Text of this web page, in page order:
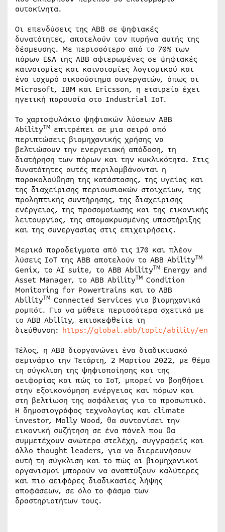
αυτοκίνητα.
Οι επενδύσεις της ABB σε ψηφιακές
δυνατότητες, αποτελούν τον πυρήνα αυτής της
δέσμευσης. Με περισσότερο από το 70% των
πόρων Ε&Α της ABB αφιερωμένες σε ψηφιακές
καινοτομίες και καινοτομίες λογισμικού και
ένα ισχυρό οικοσύστημα συνεργατών, όπως οι
Microsoft, IBM και Ericsson, η εταιρεία έχει
ηγετική παρουσία στο Industrial IoT.
Το χαρτοφυλάκιο ψηφιακών λύσεων ABB
AbilityTM επιτρέπει σε μια σειρά από
περιπτώσεις βιομηχανικής χρήσης να
βελτιώσουν την ενεργειακή απόδοση, τη
διατήρηση των πόρων και την κυκλικότητα. Στις
δυνατότητες αυτές περιλαμβάνονται η
παρακολούθηση της κατάστασης, της υγείας και
της διαχείρισης περιουσιακών στοιχείων, της
προληπτικής συντήρησης, της διαχείρισης
ενέργειας, της προσομοίωσης και της εικονικής
λειτουργίας, της απομακρυσμένης υποστήριξης
και της συνεργασίας στις επιχειρήσεις.
Μερικά παραδείγματα από τις 170 και πλέον
λύσεις IoT της ABB αποτελούν το ABB AbilityTM
Genix, το AI suite, το ABB AbilityTM Energy and
Asset Manager, το ABB AbilityTM Condition
Monitoring for Powertrains και το ABB
AbilityTM Connected Services για βιομηχανικά
ρομπότ. Για να μάθετε περισσότερα σχετικά με
το ABB Ability, επισκεφθείτε τη
διεύθυνση: https://global.abb/topic/ability/en
Τέλος, η ABB διοργανώνει ένα διαδικτυακό
σεμινάριο την Τετάρτη, 2 Μαρτίου 2022, με θέμα
τη σύγκλιση της ψηφιοποίησης και της
αειφορίας και πώς το IoT, μπορεί να βοηθήσει
στην εξοικονόμηση ενέργειας και πόρων και
στη βελτίωση της ασφάλειας για το προσωπικό.
Η δημοσιογράφος τεχνολογίας και climate
investor, Molly Wood, θα συντονίσει την
εικονική συζήτηση σε ένα πάνελ που θα
συμμετέχουν ανώτερα στελέχη, συγγραφείς και
άλλο thought leaders, για να διερευνήσουν
αυτή τη σύγκλιση και το πώς οι βιομηχανικοί
οργανισμοί μπορούν να αναπτύξουν καλύτερες
και πιο αειφόρες διαδικασίες λήψης
αποφάσεων, σε όλο το φάσμα των
δραστηριοτήτων τους.